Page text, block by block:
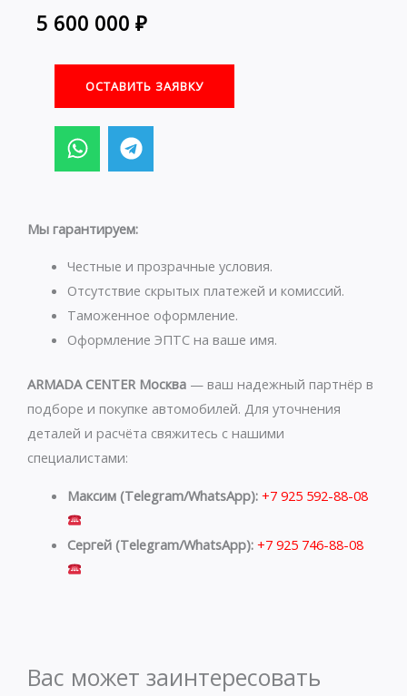
5 600 000 ₽
ОСТАВИТЬ ЗАЯВКУ
W
h
a
s
p
p
T
e
l
g
a
m
Мы гарантируем:
Честные и прозрачные условия.
Отсутствие скрытых платежей и комиссий.
Таможенное оформление.
Оформление ЭПТС на ваше имя.
ARMADA CENTER Москва — ваш надежный партнёр в
подборе и покупке автомобилей. Для уточнения
деталей и расчёта свяжитесь с нашими
специалистами:
Максим (Telegram/WhatsApp): +7 925 592-88-08
Сергей (Telegram/WhatsApp): +7 925 746-88-08
Вас может заинтересовать